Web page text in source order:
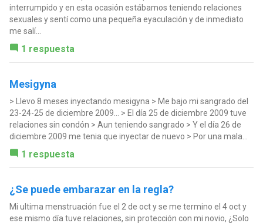
interrumpido y en esta ocasión estábamos teniendo relaciones
sexuales y sentí como una pequeña eyaculación y de inmediato
me salí...
1 respuesta
Mesigyna
> Llevo 8 meses inyectando mesigyna > Me bajo mi sangrado del
23-24-25 de diciembre 2009... > El día 25 de diciembre 2009 tuve
relaciones sin condón > Aun teniendo sangrado > Y el día 26 de
diciembre 2009 me tenia que inyectar de nuevo > Por una mala...
1 respuesta
¿Se puede embarazar en la regla?
Mi ultima menstruación fue el 2 de oct y se me termino el 4 oct y
ese mismo día tuve relaciones, sin protección con mi novio, ¿Solo